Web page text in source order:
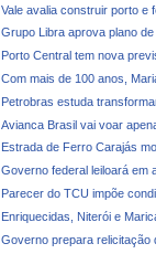
Vale avalia construir porto e
Grupo Libra aprova plano
Porto Central tem nova
Com mais de 100 anos,
Petrobras estuda
Avianca Brasil vai voar
Estrada de Ferro Carajás
Governo federal leiloará em
Parecer do TCU impõe
Enriquecidas, Niterói e
Governo prepara relicitação